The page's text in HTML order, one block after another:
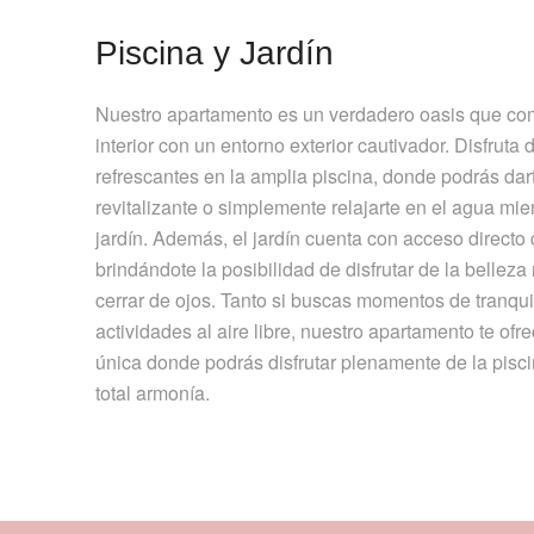
Piscina y Jardín
Nuestro apartamento es un verdadero oasis que
interior con un entorno exterior cautivador. Disfruta
refrescantes en la amplia piscina, donde podrás
revitalizante o simplemente relajarte en el agua
jardín. Además, el jardín cuenta con acceso
brindándote la posibilidad de disfrutar de la belleza
cerrar de ojos. Tanto si buscas momentos de
actividades al aire libre, nuestro apartamento te
única donde podrás disfrutar plenamente de la
total armonía.